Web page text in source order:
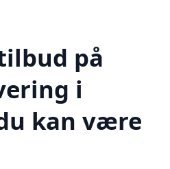
på
i
kan være